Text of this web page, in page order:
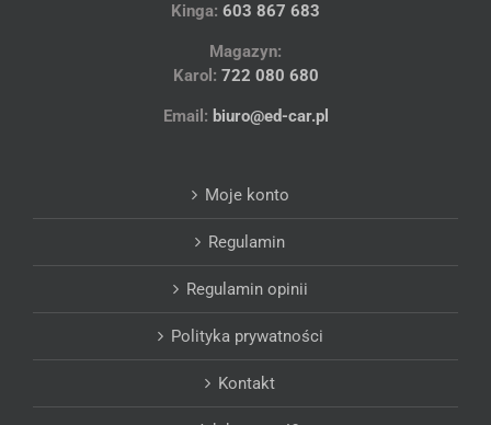
Kinga: 603 867 683
Magazyn:
Karol: 722 080 680
Email: biuro@ed-car.pl
Moje konto
Regulamin
Regulamin opinii
Polityka prywatności
Kontakt